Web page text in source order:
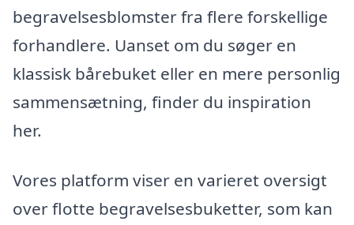
begravelsesblomster fra flere forskellige
forhandlere. Uanset om du søger en
klassisk bårebuket eller en mere personlig
sammensætning, finder du inspiration
her.
Vores platform viser en varieret oversigt
over flotte begravelsesbuketter, som kan